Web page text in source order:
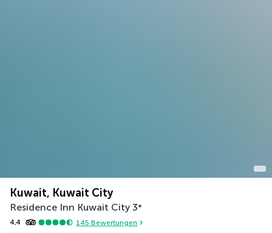
Kuwait, Kuwait City
Residence Inn Kuwait City 3*
4,4 145 Bewertungen